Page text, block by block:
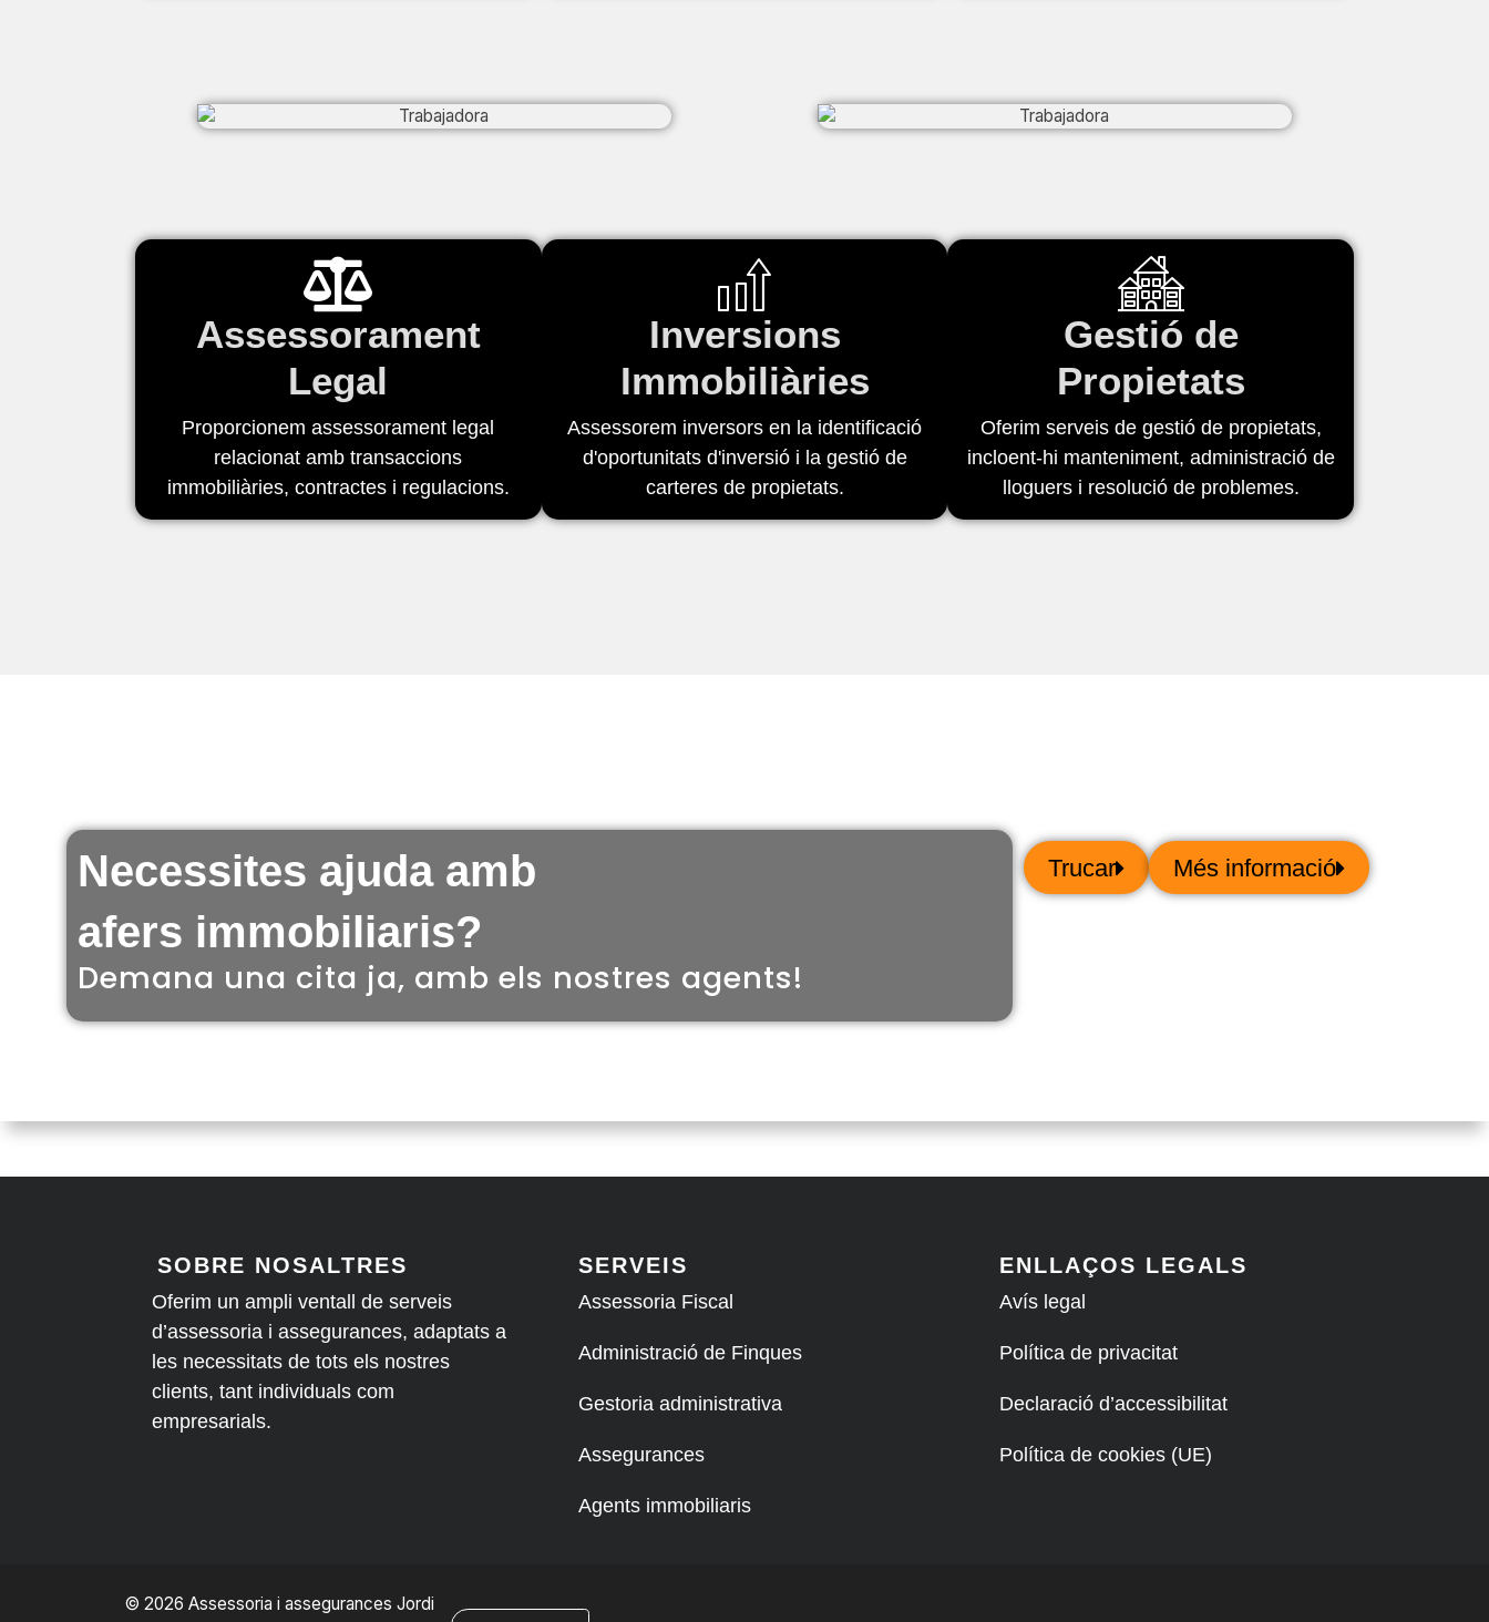
Assessorament
Legal
Proporcionem assessorament legal
relacionat amb transaccions
immobiliàries, contractes i regulacions.
Inversions
Immobiliàries
Assessorem inversors en la identificació
d'oportunitats d'inversió i la gestió de
carteres de propietats.
Gestió de
Propietats
Oferim serveis de gestió de propietats,
incloent-hi manteniment, administració de
lloguers i resolució de problemes.
Necessites ajuda amb
afers immobiliaris?
Demana una cita ja, amb els nostres agents!
Trucar Més informació
SOBRE NOSALTRES
Oferim un ampli ventall de serveis
d’assessoria i assegurances, adaptats a
les necessitats de tots els nostres
clients, tant individuals com
empresarials.
SERVEIS
Assessoria Fiscal
Administració de Finques
Gestoria administrativa
Assegurances
Agents immobiliaris
ENLLAÇOS LEGALS
Avís legal
Política de privacitat
Declaració d’accessibilitat
Política de cookies (UE)
© 2026 Assessoria i assegurances Jordi